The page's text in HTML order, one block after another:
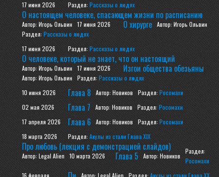
17 июня 2026
О настоящем человеке, спасающем жизни по расписанию
Автор: Игорь Ольвин
Раздел: Рассказы о людях
17 июня 2026 О хирурге Автор: Игорь Ольвин
Раздел: Рассказы о людях
17 июня 2026
О человеке, который не знает, что он настоящий
Автор: Игорь Ольвин
Раздел:Рассказы о людях
17 июня 2026 Изгои общества обезьяны
Автор: Игорь Ольвин Раздел:Рассказы о людях
10 июня 2026
Глава 8 Автор: Новиков Раздел:Росомахи
02 мая 2026
Глава 7 Автор: Новиков Раздел:Росомахи
17 апреля 2026
Глава 6 Автор: Новиков Раздел:Росомахи
18 марта 2026
Про любовь (лекция с демонстрацией слайдов)
Автор: Legal Alien
Раздел:Акулы из стали Глава XIX
10 марта 2026 Глава 5 Автор: Новиков
Раздел:
Росомахи